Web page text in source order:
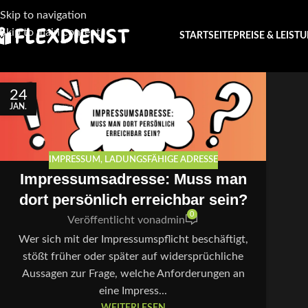
Skip to navigation
Skip to main content
STARTSEITE PREISE &
24
JAN.
IMPRESSUM, LADUNGSFÄHIGE ADRESSE
Impressumsadresse: Muss man
dort persönlich erreichbar sein?
Veröffentlicht vonadmin
0
Wer sich mit der Impressumspflicht beschäftigt,
stößt früher oder später auf widersprüchliche
Aussagen zur Frage, welche Anforderungen an
eine Impress...